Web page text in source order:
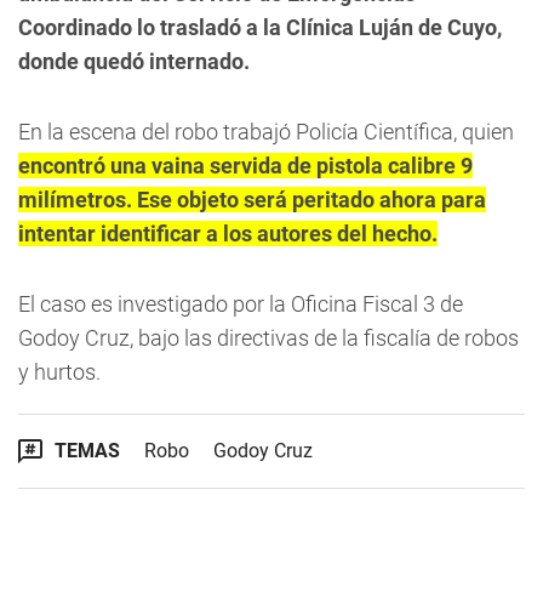
Coordinado lo trasladó a la Clínica Luján de Cuyo,
donde quedó internado.
En la escena del robo trabajó Policía Científica, quien
encontró una vaina servida de pistola calibre 9
milímetros. Ese objeto será peritado ahora para
intentar identificar a los autores del hecho.
El caso es investigado por la Oficina Fiscal 3 de
Godoy Cruz, bajo las directivas de la fiscalía de robos
y hurtos.
TEMAS Robo Godoy Cruz